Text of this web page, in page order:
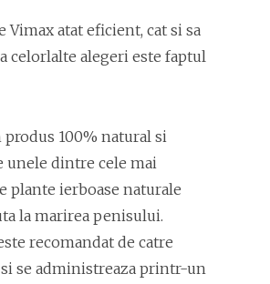
Vimax atat eficient, cat si sa
celorlalte alegeri este faptul
produs 100% natural si
unele dintre cele mai
plante ierboase naturale
la marirea penisului.
recomandat de catre
se administreaza printr-un